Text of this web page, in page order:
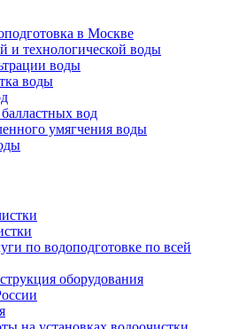
в Москве
и технологической воды
воды
воды
вод
умягчения воды
по водоподготовке по всей
оборудования